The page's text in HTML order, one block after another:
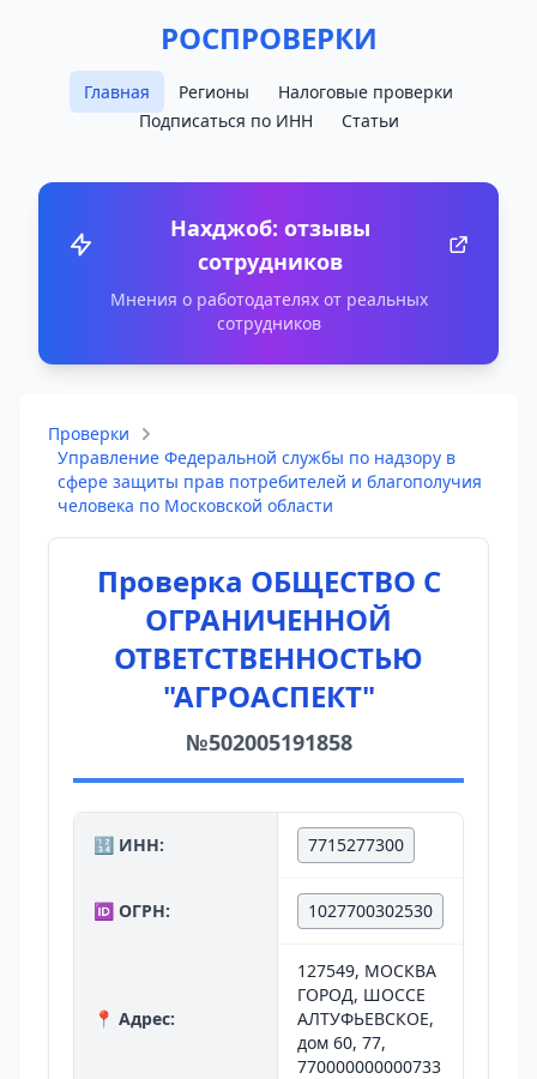
РОСПРОВЕРКИ
Главная Регионы
Налоговые проверки
Подписаться по ИНН
Статьи
Нахджоб: отзывы
сотрудников
Мнения о работодателях от реальных
сотрудников
Проверки
Управление Федеральной службы по надзору в
сфере защиты прав потребителей и благополучия
человека по Московской области
Проверка ОБЩЕСТВО С
ОГРАНИЧЕННОЙ
ОТВЕТСТВЕННОСТЬЮ
"АГРОАСПЕКТ"
№502005191858
🔢 ИНН: 7715277300
🆔 ОГРН: 1027700302530
📍 Адрес:
127549, МОСКВА
ГОРОД, ШОССЕ
АЛТУФЬЕВСКОЕ,
дом 60, 77,
770000000000733